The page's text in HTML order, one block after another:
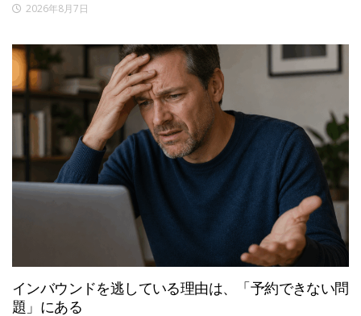
2026年8月7日
インバウンドを逃している理由は、「予約できない問
題」にある